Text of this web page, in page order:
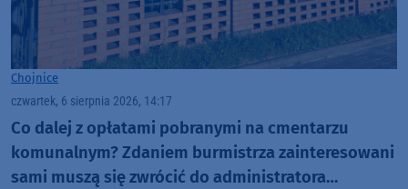
Chojnice
czwartek, 6 sierpnia 2026, 14:17
Co dalej z opłatami pobranymi na cmentarzu
komunalnym? Zdaniem burmistrza zainteresowani
sami muszą się zwrócić do administratora